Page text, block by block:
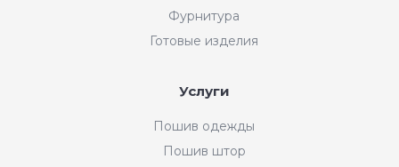
Фурнитура
Готовые изделия
Услуги
Пошив одежды
Пошив штор